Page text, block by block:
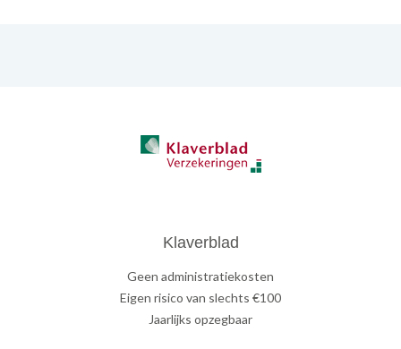
Klaverblad
Geen administratiekosten
Eigen risico van slechts €100
Jaarlijks opzegbaar